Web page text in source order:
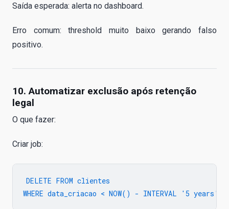
Saída esperada: alerta no dashboard.
Erro comum: threshold muito baixo gerando falso
positivo.
10. Automatizar exclusão após retenção
legal
O que fazer:
Criar job:
DELETE FROM clientes